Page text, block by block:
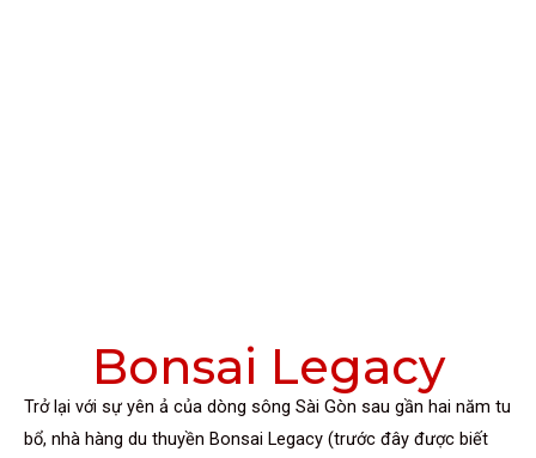
Bonsai Legacy
Trở lại với sự yên ả của dòng sông Sài Gòn sau gần hai năm tu
bổ, nhà hàng du thuyền Bonsai Legacy (trước đây được biết